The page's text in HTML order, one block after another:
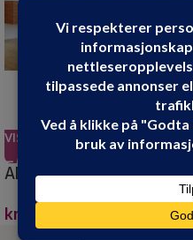
VIS PRODUKT
AD DUSJHJØRNE SORT
80X80X195
kr